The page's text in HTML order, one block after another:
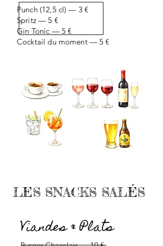
Punch (12,5 cl) — 3 €
Spritz — 5 €
Gin Tonic — 5 €
Cocktail du moment — 5 €
LES SNACKS SALÉS
Viandes & Plats